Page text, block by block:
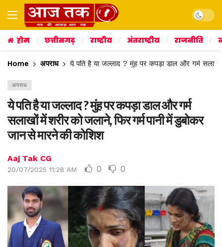
Dark
होम छत्तीसगढ़ राष्ट्रीय अंतराष्ट्रीय राजनीति
Home अपराध ये पति है या जल्लाद ? मुंह पर कपड़ा डाल और गर्म
अपराध
ये पति है या जल्लाद ? मुंह पर कपड़ा डाल और गर्म
सलाखों में शरीर को जलाने, फिर गर्म पानी में डुबोकर
जान से मारने की कोशिश
Aaj Tak CG
20/07/2025 11:28 AM 0 0